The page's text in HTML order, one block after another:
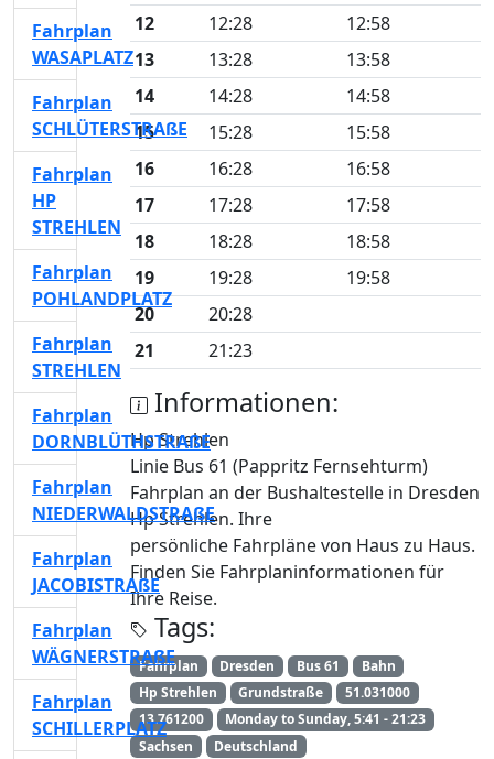
12
12:28
12:58
13
13:28
13:58
14
14:28
14:58
15
15:28
15:58
16
16:28
16:58
17
17:28
17:58
18
18:28
18:58
19
19:28
19:58
20
20:28
21
21:23
Informationen:
Hp Strehlen
Linie Bus 61 (Pappritz Fernsehturm)
Fahrplan an der Bushaltestelle in Dresden
Hp Strehlen. Ihre
persönliche Fahrpläne von Haus zu Haus.
Finden Sie Fahrplaninformationen für
Ihre Reise.
Tags:
Fahrplan Dresden Bus 61
Bahn
Hp Strehlen
Grundstraße
51.031000
13.761200
Monday to Sunday, 5:41 - 21:23
Sachsen
Deutschland
Fahrplan
WASAPLATZ
Fahrplan
SCHLÜTERSTRAßE
Fahrplan
HP
STREHLEN
Fahrplan
POHLANDPLATZ
Fahrplan
STREHLEN
Fahrplan
DORNBLÜTHSTRAßE
Fahrplan
NIEDERWALDSTRAßE
Fahrplan
JACOBISTRAßE
Fahrplan
WÄGNERSTRAßE
Fahrplan
SCHILLERPLATZ